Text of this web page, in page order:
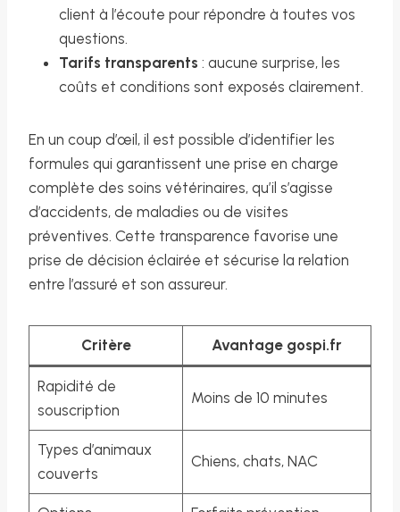
client à l’écoute pour répondre à toutes vos
questions.
Tarifs transparents : aucune surprise, les
coûts et conditions sont exposés clairement.
En un coup d’œil, il est possible d’identifier les
formules qui garantissent une prise en charge
complète des soins vétérinaires, qu’il s’agisse
d’accidents, de maladies ou de visites
préventives. Cette transparence favorise une
prise de décision éclairée et sécurise la relation
entre l’assuré et son assureur.
Critère Avantage gospi.fr
Rapidité de
souscription
Moins de 10 minutes
Types d’animaux
couverts
Chiens, chats, NAC